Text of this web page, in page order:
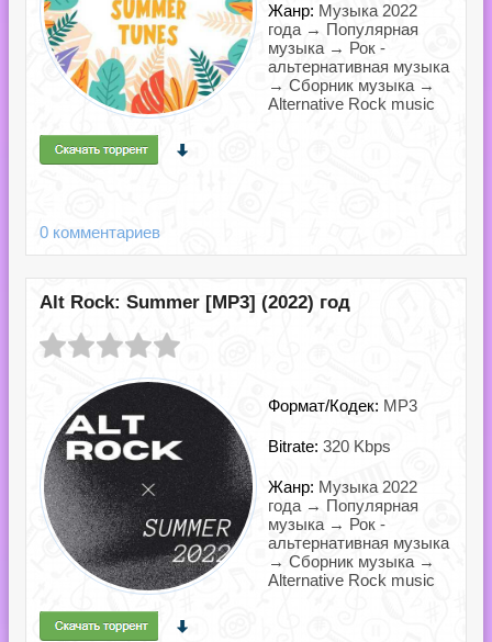
Жанр: Музыка 2022
года → Популярная
музыка → Рок -
альтернативная музыка
→ Сборник музыка →
Alternative Rock music
0 комментариев
Alt Rock: Summer [MP3] (2022) год
Формат/Кодек: MP3
Bitrate: 320 Kbps
Жанр: Музыка 2022
года → Популярная
музыка → Рок -
альтернативная музыка
→ Сборник музыка →
Alternative Rock music